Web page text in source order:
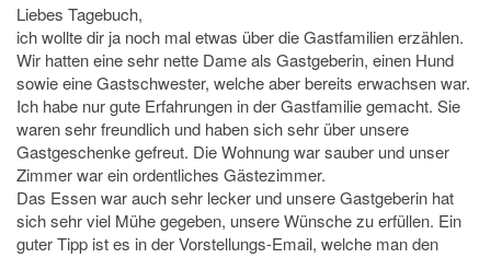
Liebes Tagebuch,
ich wollte dir ja noch mal etwas über die Gastfamilien erzählen.
Wir hatten eine sehr nette Dame als Gastgeberin, einen Hund
sowie eine Gastschwester, welche aber bereits erwachsen war.
Ich habe nur gute Erfahrungen in der Gastfamilie gemacht. Sie
waren sehr freundlich und haben sich sehr über unsere
Gastgeschenke gefreut. Die Wohnung war sauber und unser
Zimmer war ein ordentliches Gästezimmer.
Das Essen war auch sehr lecker und unsere Gastgeberin hat
sich sehr viel Mühe gegeben, unsere Wünsche zu erfüllen. Ein
guter Tipp ist es in der Vorstellungs-Email, welche man den